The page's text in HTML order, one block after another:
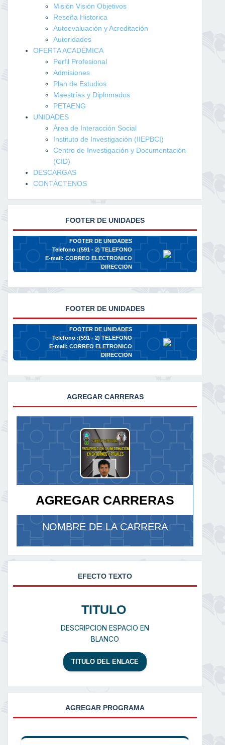
Misión Visión Objetivos
Reseña Historica
Autoevaluación y Acreditación
Autoridades
OFERTA ACADÉMICA
Perfil Profesional
Admisiones
Plan de Estudios
Maestrías y Diplomados
PETAENG
UNIDADES
Área de Interacción Social
Instituto de Investigación (IIEPBCI)
Centro de Investigación y Documentación
(CID)
DESCARGAS
CONTÁCTENOS
FOOTER DE UNIDADES
FOOTER DE UNIDADES
Telefono :(591 - 2)TELEFONO
E-mail: CORREO ELECTRONICO
DIRECCION
FOOTER DE UNIDADES
FOOTER DE UNIDADES
Telefono :(591 - 2)TELEFONO
E-mail:CORREO ELETRONICO
DIRECCION
AGREGAR CARRERAS
AGREGAR CARRERAS
NOMBRE DE LA CARRERA
EFECTO TEXTO
TITULO
DESCRIPCION ESPACIO EN
BLANCO
TITULO DEL ENLACE
AGREGAR PROGRAMA